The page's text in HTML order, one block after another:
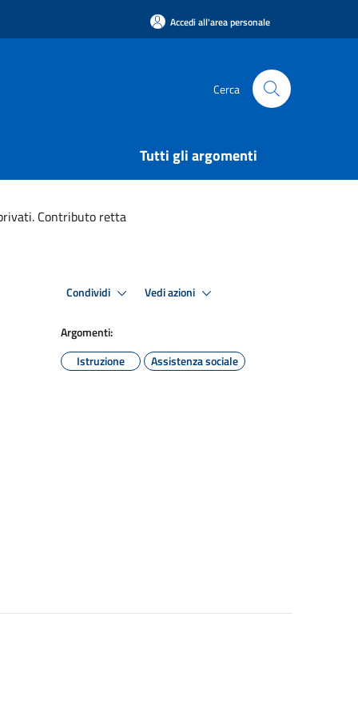
Accedi all'area personale
Cerca
Tutti gli argomenti
Contributo retta
Condividi Vedi azioni
Argomenti:
Istruzione
Assistenza sociale